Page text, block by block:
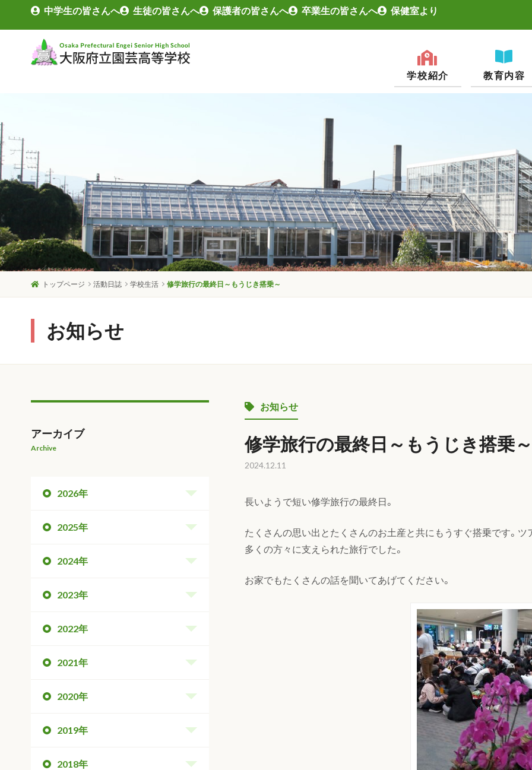
中学生の皆さんへ 生徒の皆さんへ 保護者の皆さんへ 卒業生の皆さんへ 保健室より
学校紹介 教育内容
トップページ 活動日誌 学校生活 修学旅行の最終日～もうじき搭乗～
お知らせ
お知らせ
修学旅行の最終日～もうじき搭乗～
2024.12.11
長いようで短い修学旅行の最終日。
たくさんの思い出とたくさんのお土産と共にもうすぐ搭乗です。ツ
多くの方々に支えられた旅行でした。
お家でもたくさんの話を聞いてあげてください。
アーカイブ
Archive
2026年
2025年
2024年
2023年
2022年
2021年
2020年
2019年
2018年